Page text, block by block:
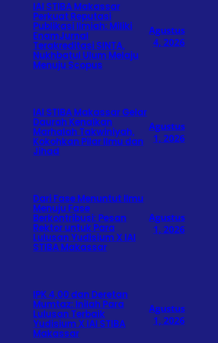
IAI STIBA Makassar
Perkuat Reputasi
Publikasi Ilmiah: Miliki
EnamJurnal
Terakreditasi SINTA,
Nukhbatul Ulum Melaju
Menuju Scopus
Agustus
4, 2026
IAI STIBA Makassar Gelar
Daurah Kenaikan
Marhalah Takwiniyah,
Kokohkan Pilar Ilmu dan
Jihad
Agustus
1, 2026
Dari Fase Menuntut Ilmu
Menuju Fase
Berkontribusi: Pesan
Rektor untuk Para
Lulusan Yudisium X IAI
STIBA Makassar
Agustus
1, 2026
IPK 4,00 dan Deretan
Mumtaz: Inilah Para
Lulusan Terbaik
Yudisium X IAI STIBA
Makassar
Agustus
1, 2026